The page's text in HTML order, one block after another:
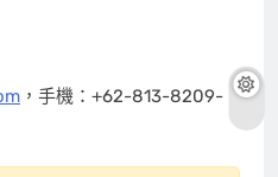
，手機：+62-813-8209-